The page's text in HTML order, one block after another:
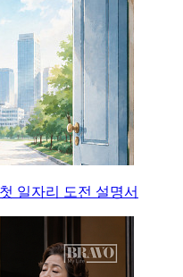
일자리 도전 설명서